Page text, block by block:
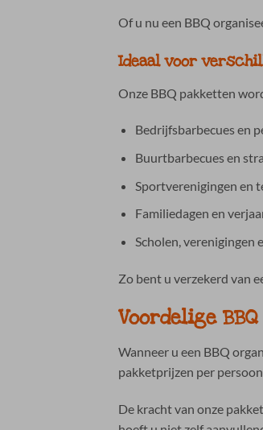
Of u nu een BBQ
Ideaal voor
Onze BBQ pakketten
Bedrijfsbarbecues en
Buurtbarbecues en
Sportverenigingen en
Familiedagen en
Scholen, verenigingen
Zo bent u verzekerd van
Voordelige
Wanneer u een BBQ
pakketprijzen per
De kracht van onze